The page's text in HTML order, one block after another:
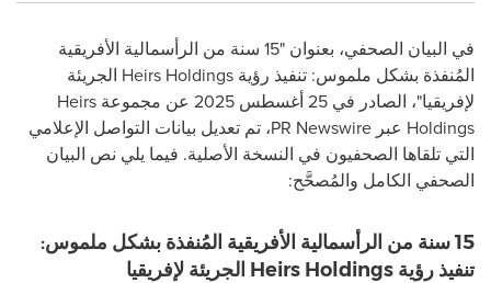
في البيان الصحفي، بعنوان "15 سنة من الرأسمالية الأفريقية
المُنفذة بشكل ملموس: تنفيذ رؤية Heirs Holdings الجريئة
لإفريقيا"، الصادر في 25 أغسطس 2025 عن مجموعة Heirs
Holdings عبر PR Newswire، تم تعديل بيانات التواصل الإعلامي
التي تلقاها الصحفيون في النسخة الأصلية. فيما يلي نص البيان
الصحفي الكامل والمُصحَّح:
15 سنة من الرأسمالية الأفريقية المُنفذة بشكل ملموس:
تنفيذ رؤية Heirs Holdings الجريئة لإفريقيا